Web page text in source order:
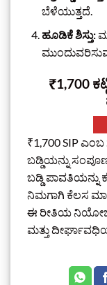
ಬೆಳೆಯುತ್ತದೆ.
ಹೂಡಿಕೆ ಶಿಸ್ತು:
₹1,700
₹1,700 SIP
ಬಡ್ಡಿಯನ್ನು
ಬಡ್ಡಿ ಪಾವತಿಯನ್ನು
ನಿಮಗಾಗಿ ಕೆಲಸ
ಈ ರೀತಿಯ ನಿಯೋಜಿತ
ಮತ್ತು